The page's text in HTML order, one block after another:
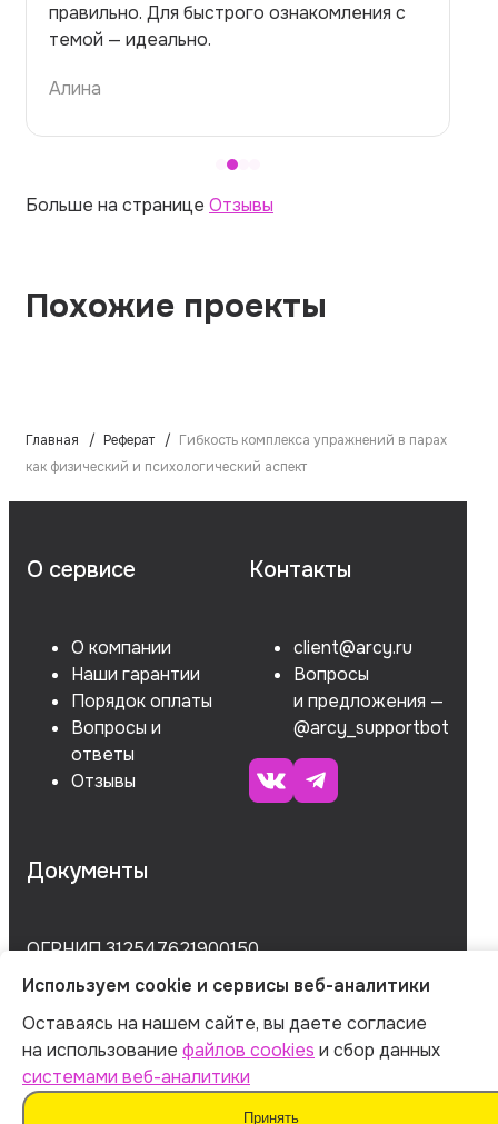
правильно. Для быстрого ознакомления с
темой — идеально.
Алина
Больше на странице Отзывы
Похожие проекты
Главная Реферат
Гибкость комплекса упражнений в парах
как физический и психологический аспект
О сервисе
О компании
Наши гарантии
Порядок оплаты
Вопросы и
ответы
Отзывы
Контакты
client@arcy.ru
Вопросы
и предложения —
@arcy_supportbot
Документы
ОГРНИП 312547621900150
ИНН 540535727161
Оферта
Политика обработки персональных данных
Используем cookie и сервисы веб-аналитики
Оставаясь на нашем сайте, вы даете согласие
на использование файлов cookies и сбор данных
системами веб-аналитики
Принять